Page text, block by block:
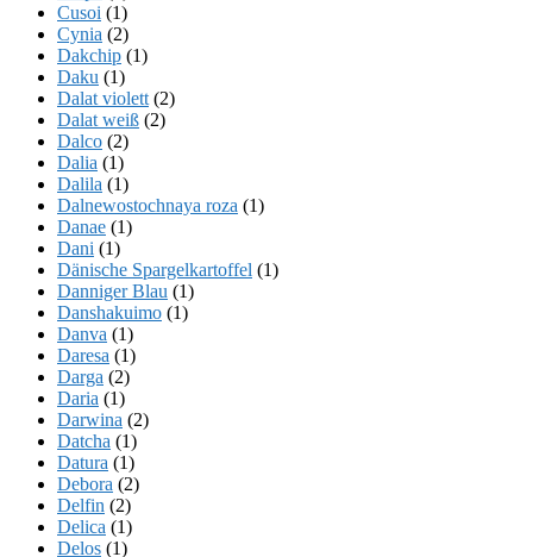
Cusoi (1)
Cynia (2)
Dakchip (1)
Daku (1)
Dalat violett (2)
Dalat weiß (2)
Dalco (2)
Dalia (1)
Dalila (1)
Dalnewostochnaya roza (1)
Danae (1)
Dani (1)
Dänische Spargelkartoffel (1)
Danniger Blau (1)
Danshakuimo (1)
Danva (1)
Daresa (1)
Darga (2)
Daria (1)
Darwina (2)
Datcha (1)
Datura (1)
Debora (2)
Delfin (2)
Delica (1)
Delos (1)